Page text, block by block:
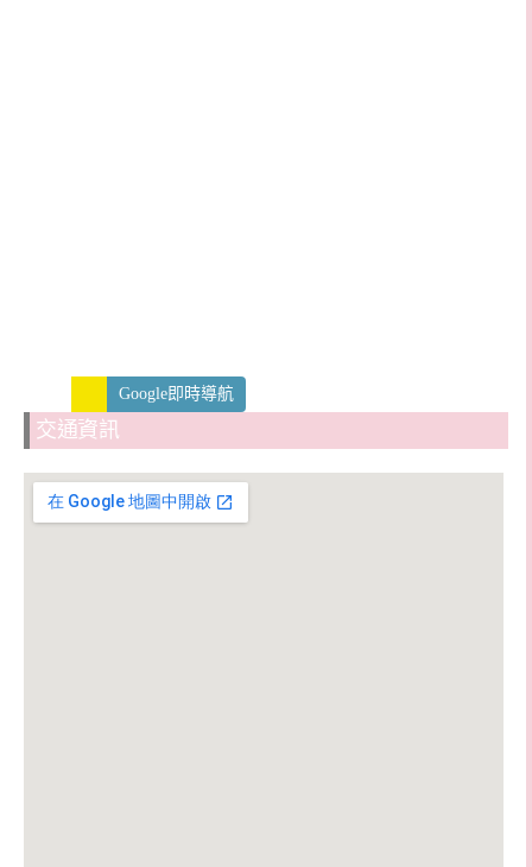
Google即時導航
交通資訊